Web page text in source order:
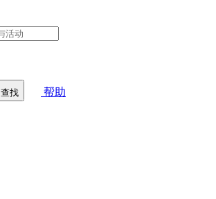
查找
帮助